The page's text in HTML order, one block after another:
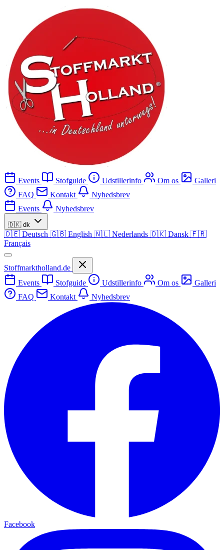
Events Stofguide Udstillerinfo Om os
Galleri
FAQ
Kontakt
Nyhedsbrev
Events
Nyhedsbrev
🇩🇰 dk
🇩🇪 Deutsch 🇬🇧 English 🇳🇱 Nederlands 🇩🇰 Dansk 🇫🇷
Français
Stoffmarktholland.de
Events
Stofguide Udstillerinfo Om os
Galleri
FAQ
Kontakt Nyhedsbrev
Facebook